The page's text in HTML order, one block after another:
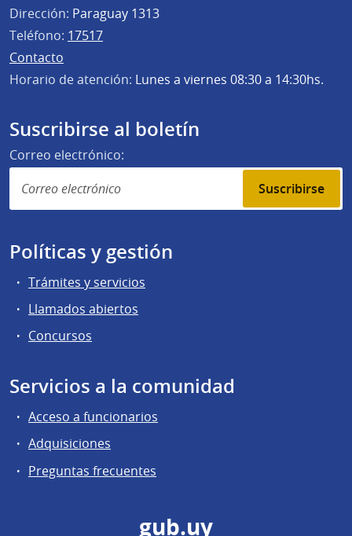
Dirección: Paraguay 1313
Teléfono: 17517
Contacto
Horario de atención: Lunes a viernes 08:30 a 14:30hs.
Suscribirse al boletín
Correo electrónico:
Suscribirse
Políticas y gestión
Trámites y servicios
Llamados abiertos
Concursos
Servicios a la comunidad
Acceso a funcionarios
Adquisiciones
Preguntas frecuentes
gub.uy